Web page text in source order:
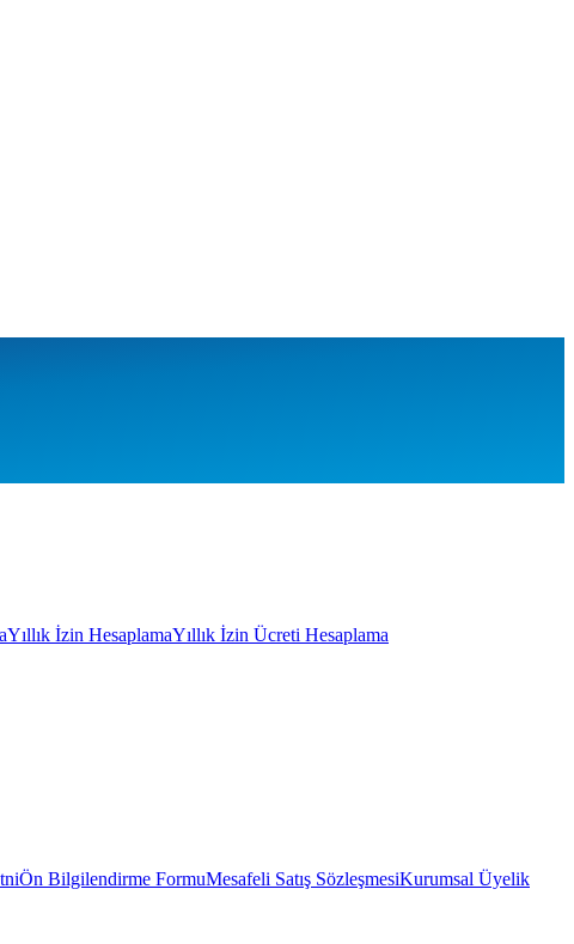
Yıllık İzin HesaplamaYıllık İzin Ücreti Hesaplama
Ön Bilgilendirme FormuMesafeli Satış SözleşmesiKurumsal Üyelik